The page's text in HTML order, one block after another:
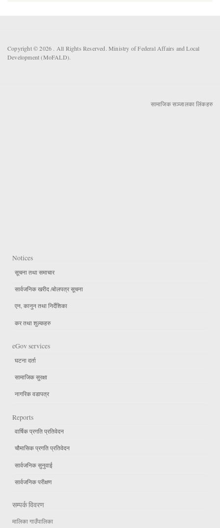
Copyright © 2026 . All Rights Reserved. Ministry of Federal Affairs and Local
Development (MoFALD).
सामाजिक सञ्जालका लिंकहरु
Notices
सूचना तथा समाचार
सार्वजनिक खरीद /बोलपत्र सूचना
एन, कानुन तथा निर्देशिका
कर तथा शुल्कहरु
eGov services
घटना दर्ता
सामाजिक सुरक्षा
नागरिक वडापत्र
Reports
वार्षिक प्रगति प्रतिवेदन
चौमासिक प्रगति प्रतिवेदन
सार्वजनिक सुनुवाई
सार्वजनिक परीक्षण
सम्पर्क विवरण
मालिका गाउँपालिका